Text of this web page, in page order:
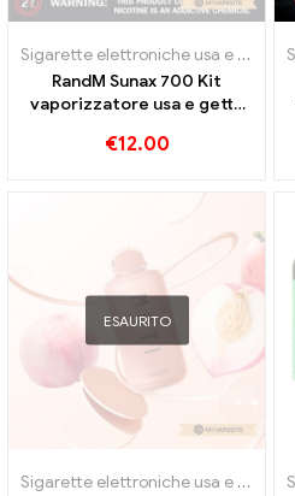
Sigarette elettroniche usa e getta
RandM Sunax 700 Kit
vaporizzatore usa e getta
€12.00
ESAURITO
Sigarette elettroniche usa e getta